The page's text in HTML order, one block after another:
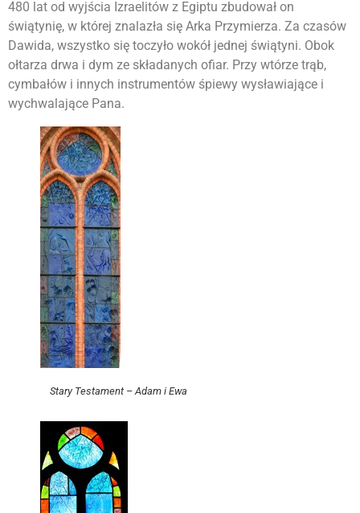
480 lat od wyjścia Izraelitów z Egiptu zbudował on
świątynię, w której znalazła się Arka Przymierza. Za czasów
Dawida, wszystko się toczyło wokół jednej świątyni. Obok
ołtarza drwa i dym ze składanych ofiar. Przy wtórze trąb,
cymbałów i innych instrumentów śpiewy wysławiające i
wychwalające Pana.
Stary Testament – Adam i Ewa